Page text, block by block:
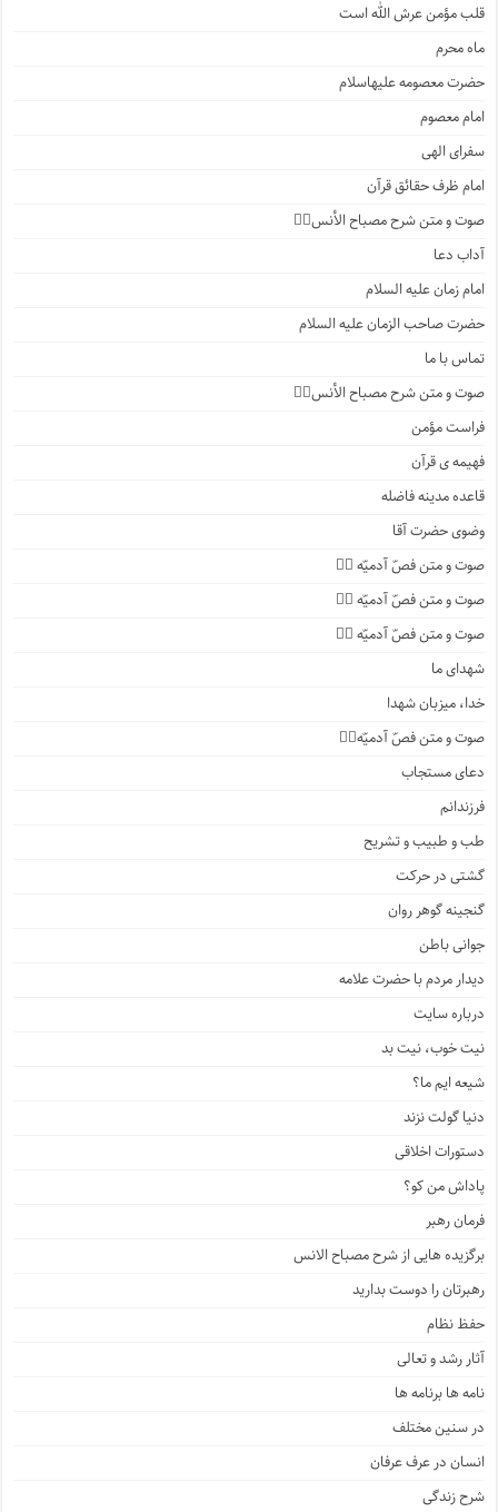
قلب مؤمن عرش الله است
ماه محرم
حضرت معصومه علیهاسلام
امام معصوم
سفرای الهی
امام ظرف حقائق قرآن
صوت و متن شرح مصباح الأنس۲️⃣
آداب دعا
امام زمان علیه السلام
حضرت صاحب الزمان علیه السلام
تماس با ما
صوت و متن شرح مصباح الأنس۱️⃣
فراست مؤمن
فهیمه ی قرآن
قاعده مدینه فاضله
وضوی حضرت آقا
صوت و متن فصّ آدمیّه ۴️⃣
صوت و متن فصّ آدمیّه ۳️⃣
صوت و متن فصّ آدمیّه ۲️⃣
شهدای ما
خدا، میزبان شهدا
صوت و متن فصّ آدمیّه۱️⃣
دعای مستجاب
فرزندانم
طب و طبیب و تشریح
گشتی در حرکت
گنجینه گوهر روان
جوانی باطن
دیدار مردم با حضرت علامه
درباره سایت
نیت خوب، نیت بد
شیعه ایم ما؟
دنیا گولت نزند
دستورات اخلاقی
پاداش من کو؟
فرمان رهبر
برگزیده هایی از شرح مصباح الانس
رهبرتان را دوست بدارید
حفظ نظام
آثار رشد و تعالی
نامه ها برنامه ها
در سنین مختلف
انسان در عرف عرفان
شرح زندگی